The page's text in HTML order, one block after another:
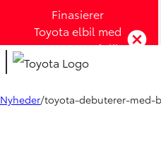
Finasierer
Toyota elbil med
1,99% rente (Klik
her)
Nyheder toyota-debuterer-med-